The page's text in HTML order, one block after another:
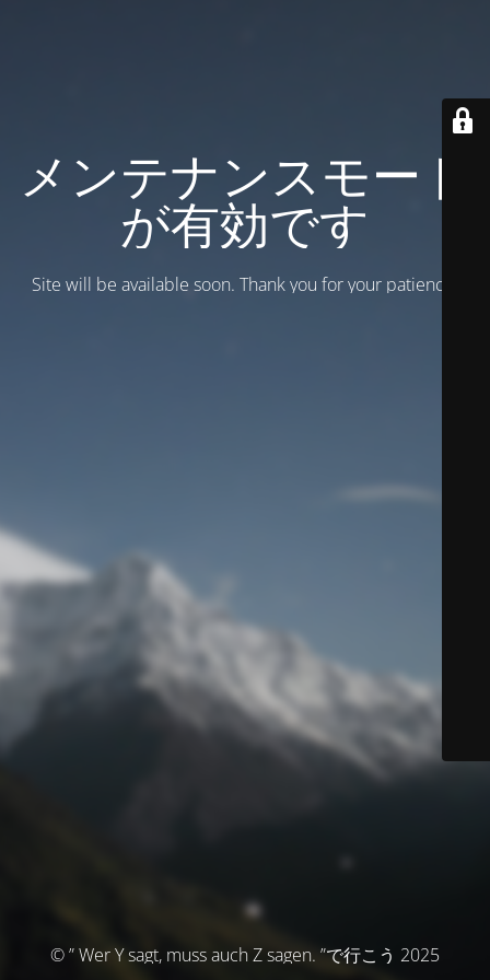
メンテナンスモード
が有効です
Site will be available soon. Thank you for your patience!
© ” Wer Y sagt, muss auch Z sagen. ”で行こう 2025